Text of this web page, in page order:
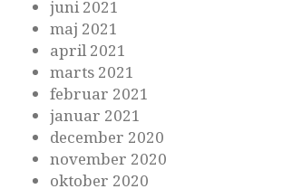
juni 2021
maj 2021
april 2021
marts 2021
februar 2021
januar 2021
december 2020
november 2020
oktober 2020